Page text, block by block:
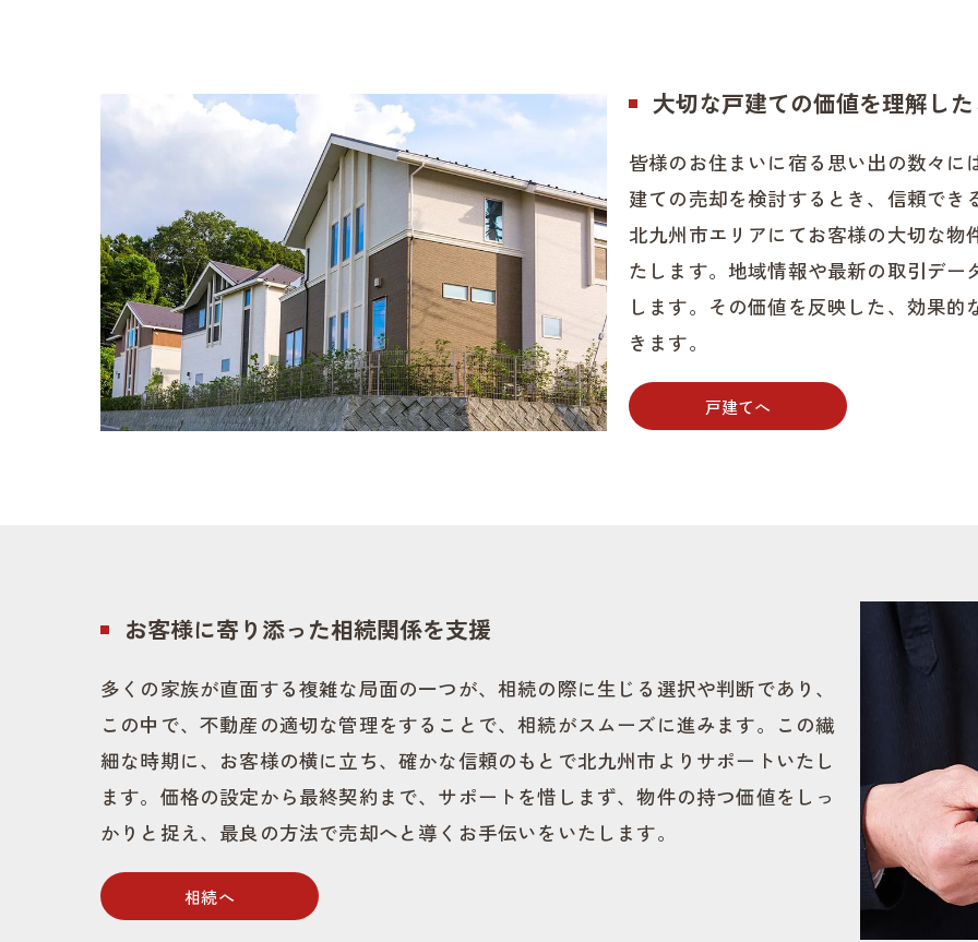
大切な戸建ての価値を理解し
皆様のお住まいに宿る思い出の数々
建ての売却を検討するとき、信頼で
北九州市エリアにてお客様の大切な
たします。地域情報や最新の取引デ
します。その価値を反映した、効果
きます。
戸建てへ
お客様に寄り添った相続関係を支援
多くの家族が直面する複雑な局面の一つが、相続の際に生じる選択や判断であり、
この中で、不動産の適切な管理をすることで、相続がスムーズに進みます。この繊
細な時期に、お客様の横に立ち、確かな信頼のもとで北九州市よりサポートいたし
ます。価格の設定から最終契約まで、サポートを惜しまず、物件の持つ価値をしっ
かりと捉え、最良の方法で売却へと導くお手伝いをいたします。
相続へ